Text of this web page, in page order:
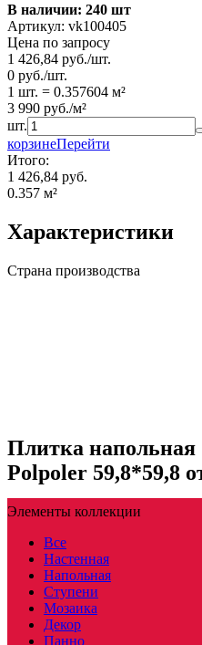
В наличии: 240 шт
Артикул: vk100405
Цена по запросу
1 426,84 руб./шт.
0 руб./шт.
1 шт. = 0.357604 м²
3 990 руб./м²
шт.
корзинеПерейти
Итого:
1 426,84 руб.
0.357 м²
Характеристики
Страна производства
Плитка напольная
Polpoler 59,8*59,8
Элементы коллекции
Все
Настенная
Напольная
Ступени
Мозаика
Декор
Панно